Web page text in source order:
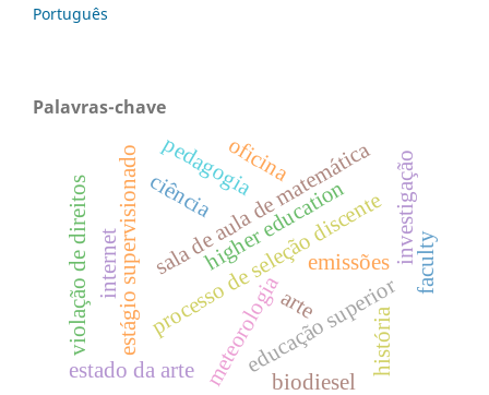
Português
Palavras-chave
educação superior
processo de seleção discente
estágio supervisionado investigação
sala de aula de matemática
meteorologia história
pedagogia
arte
ciência
oficina
internet emissões
biodiesel
estado da arte
higher education faculty
violação de direitos